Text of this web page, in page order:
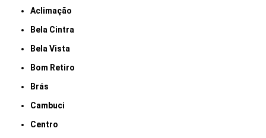
Aclimação
Bela Cintra
Bela Vista
Bom Retiro
Brás
Cambuci
Centro